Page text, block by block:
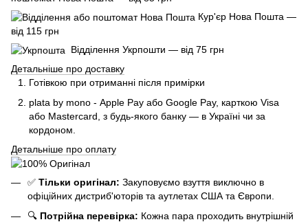
Кур'єр Нова Пошта —
від 115 грн
Відділення Укрпошти — від 75 грн
Детальніше про доставку
Готівкою при отриманні після примірки
plata by mono - Apple Pay або Google Pay, карткою Visa
або Mastercard, з будь-якого банку — в Україні чи за
кордоном.
Детальніше про оплату
✅ Тільки оригінал: Закуповуємо взуття виключно в
офіційних дистриб'юторів та аутлетах США та Європи.
🔍 Потрійна перевірка: Кожна пара проходить внутрішній